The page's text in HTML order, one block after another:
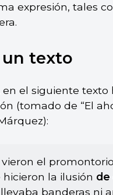
expresión, tales
un texto
el siguiente texto
(tomado de “El
el
hicieron la ilusión de
banderas ni